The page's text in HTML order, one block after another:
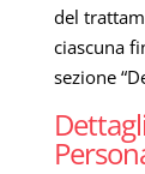
del
ciascuna
sezione